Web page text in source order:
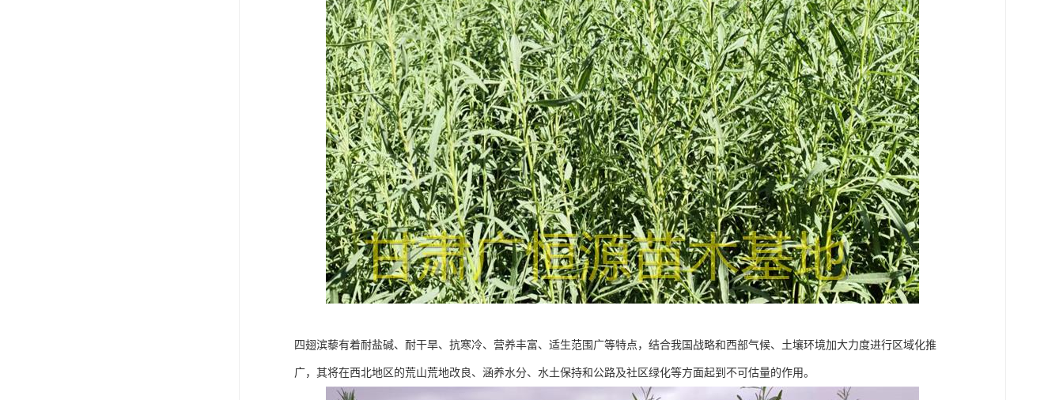
四翅滨藜有着耐盐碱、耐干旱、抗寒冷、营养丰富、适生范围广等特点，结合我国战略和西部气候、土壤环境加大力度进行区域化推
广，其将在西北地区的荒山荒地改良、涵养水分、水土保持和公路及社区绿化等方面起到不可估量的作用。